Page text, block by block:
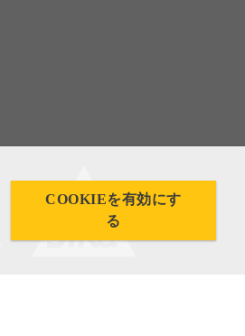
COOKIEを有効にす
る